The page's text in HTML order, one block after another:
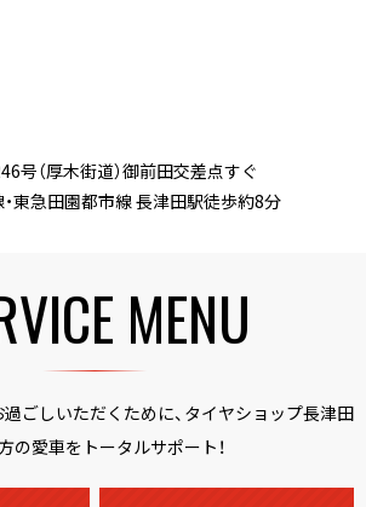
号（厚木街道）御前田交差点すぐ
東急田園都市線 長津田駅徒歩約8分
MENU
ごしいただくために、タイヤショップ長津田
の愛車をトータルサポート！